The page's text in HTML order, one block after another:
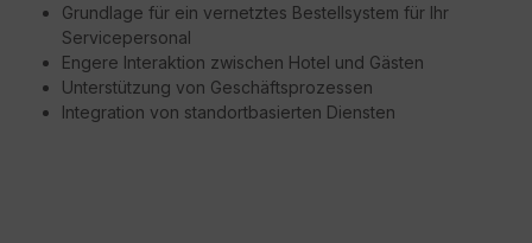
Grundlage für ein vernetztes Bestellsystem für Ihr
Servicepersonal
Engere Interaktion zwischen Hotel und Gästen
Unterstützung von Geschäftsprozessen
Integration von standortbasierten Diensten